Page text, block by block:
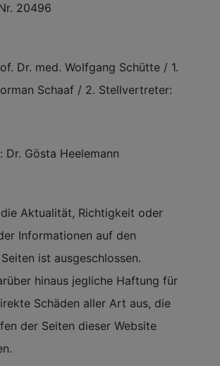
20496
Dr. med. Wolfgang Schütte / 1.
Schaaf / 2. Stellvertreter:
Dr. Gösta Heelemann
Aktualität, Richtigkeit oder
Informationen auf den
ist ausgeschlossen.
hinaus jegliche Haftung für
Schäden aller Art aus, die
der Seiten dieser Website